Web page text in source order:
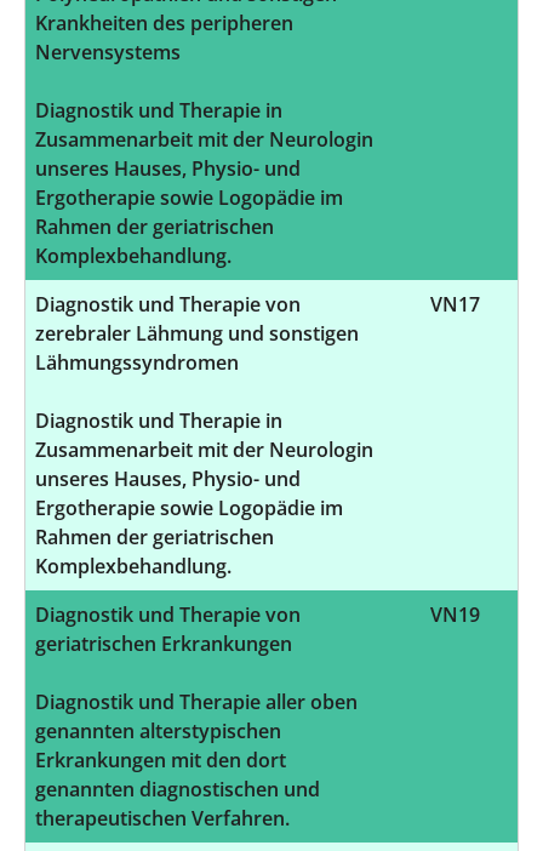
Krankheiten des peripheren
Nervensystems
Diagnostik und Therapie in
Zusammenarbeit mit der Neurologin
unseres Hauses, Physio- und
Ergotherapie sowie Logopädie im
Rahmen der geriatrischen
Komplexbehandlung.
Diagnostik und Therapie von
zerebraler Lähmung und sonstigen
Lähmungssyndromen
Diagnostik und Therapie in
Zusammenarbeit mit der Neurologin
unseres Hauses, Physio- und
Ergotherapie sowie Logopädie im
Rahmen der geriatrischen
Komplexbehandlung.
VN17
Diagnostik und Therapie von
geriatrischen Erkrankungen
Diagnostik und Therapie aller oben
genannten alterstypischen
Erkrankungen mit den dort
genannten diagnostischen und
therapeutischen Verfahren.
VN19